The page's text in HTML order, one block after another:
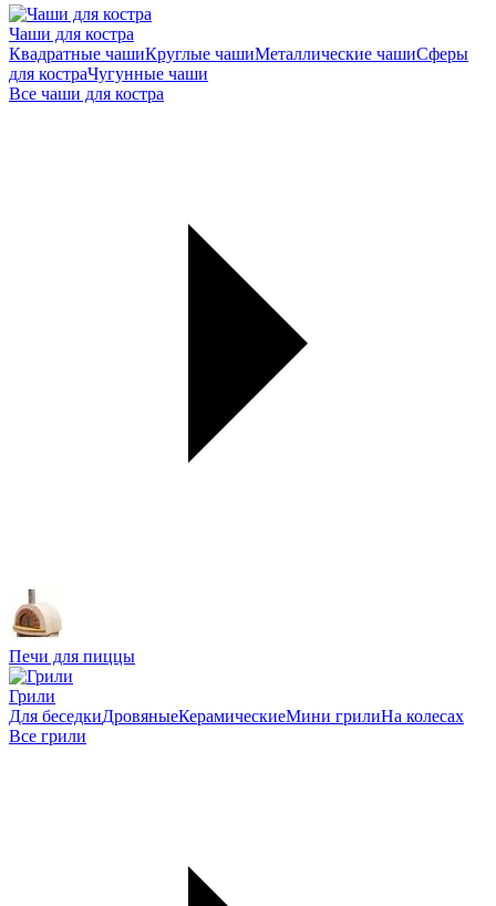
Чаши для костра
Квадратные чашиКруглые чашиМеталлические чашиСферы
для костраЧугунные чаши
Все чаши для костра
Печи для пиццы
Грили
Для беседкиДровяныеКерамическиеМини грилиНа колесах
Все грили